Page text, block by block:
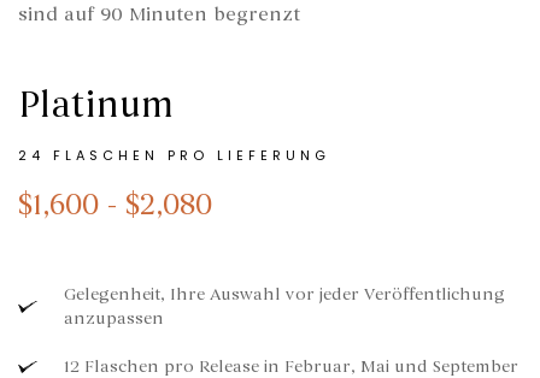
sind auf 90 Minuten begrenzt
Platinum
24 FLASCHEN PRO LIEFERUNG
$1,600 - $2,080
Gelegenheit, Ihre Auswahl vor jeder Veröffentlichung
anzupassen
12 Flaschen pro Release in Februar, Mai und September